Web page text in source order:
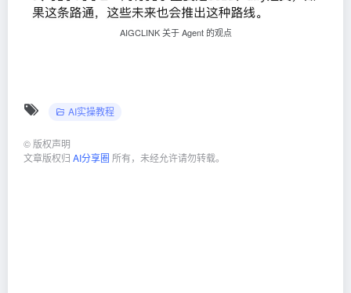
AIGCLINK 关于 Agent 的观点
AI实操教程
© 版权声明
文章版权归 AI分享圈 所有，未经允许请勿转载。